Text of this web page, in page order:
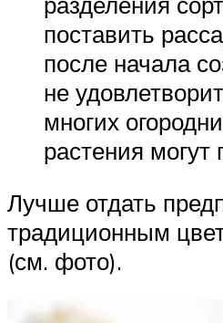
поставить
после начала
не
многих
растения
Лучше отдать
традиционным
(см. фото).